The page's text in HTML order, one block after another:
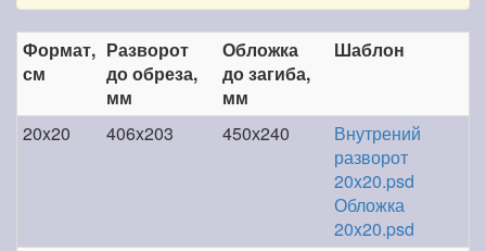
Формат,
см
Разворот
до обреза,
мм
Обложка
до загиба,
мм
Шаблон
20x20 406x203 450х240
Внутрений
разворот
20x20.psd
Обложка
20x20.psd